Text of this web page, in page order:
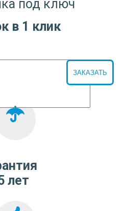
под ключ
в 1 клик
лет